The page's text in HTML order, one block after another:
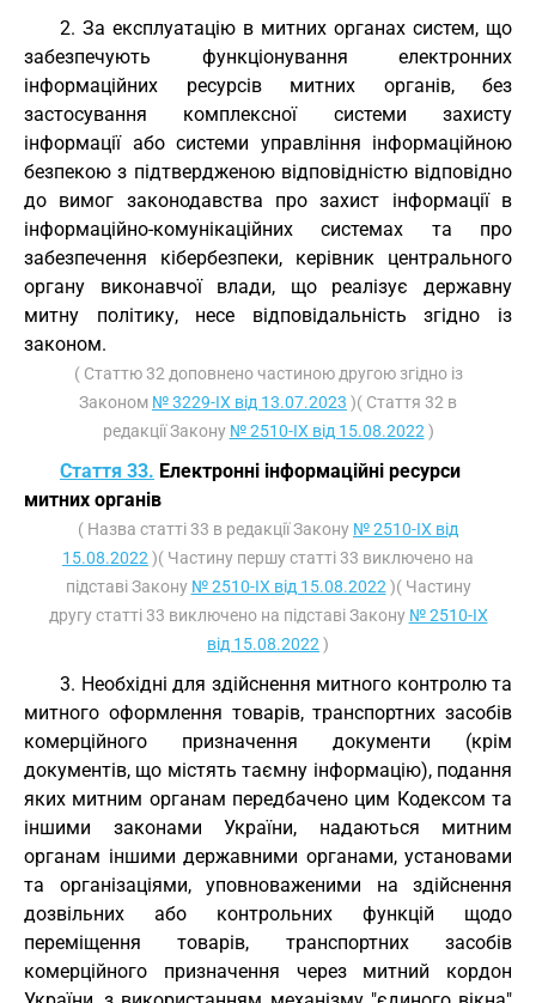
2. За експлуатацію в митних органах систем, що
забезпечують функціонування електронних
інформаційних ресурсів митних органів, без
застосування комплексної системи захисту
інформації або системи управління інформаційною
безпекою з підтвердженою відповідністю відповідно
до вимог законодавства про захист інформації в
інформаційно-комунікаційних системах та про
забезпечення кібербезпеки, керівник центрального
органу виконавчої влади, що реалізує державну
митну політику, несе відповідальність згідно із
законом.
( Статтю 32 доповнено частиною другою згідно із
Законом № 3229-IX від 13.07.2023 )( Стаття 32 в
редакції Закону № 2510-IX від 15.08.2022 )
Стаття 33. Електронні інформаційні ресурси
митних органів
( Назва статті 33 в редакції Закону № 2510-IX від
15.08.2022 )( Частину першу статті 33 виключено на
підставі Закону № 2510-IX від 15.08.2022 )( Частину
другу статті 33 виключено на підставі Закону № 2510-IX
від 15.08.2022 )
3. Необхідні для здійснення митного контролю та
митного оформлення товарів, транспортних засобів
комерційного призначення документи (крім
документів, що містять таємну інформацію), подання
яких митним органам передбачено цим Кодексом та
іншими законами України, надаються митним
органам іншими державними органами, установами
та організаціями, уповноваженими на здійснення
дозвільних або контрольних функцій щодо
переміщення товарів, транспортних засобів
комерційного призначення через митний кордон